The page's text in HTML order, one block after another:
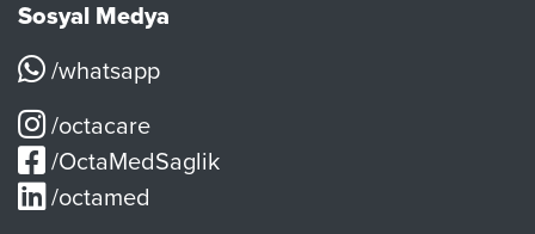
Sosyal Medya
/whatsapp
/octacare
/OctaMedSaglik
/octamed